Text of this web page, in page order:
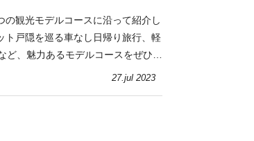
観光モデルコースに沿って紹介し
ト戸隠を巡る車なし日帰り旅行、軽
、魅力あるモデルコースをぜひ長
27.jul 2023